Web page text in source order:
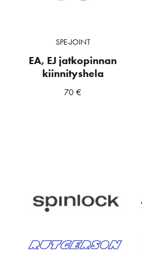
SPE-JOINT
EA, EJ jatkopinnan
kiinnityshela
70€